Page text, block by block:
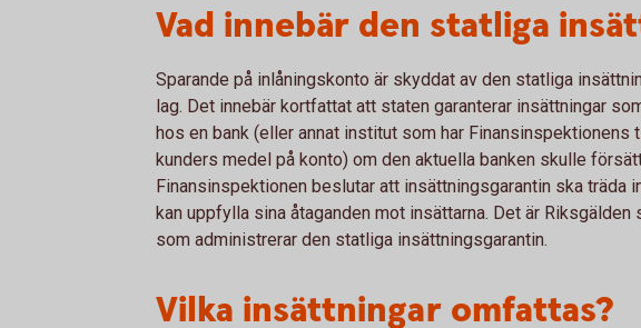
Vad innebär den statliga
Sparande på inlåningskonto är skyddat av den statliga
lag. Det innebär kortfattat att staten garanterar insättningar
hos en bank (eller annat institut som har Finansinspektionens
kunders medel på konto) om den aktuella banken skulle
Finansinspektionen beslutar att insättningsgarantin ska träda
kan uppfylla sina åtaganden mot insättarna. Det är Riksgälden
som administrerar den statliga insättningsgarantin.
Vilka insättningar omfattas?